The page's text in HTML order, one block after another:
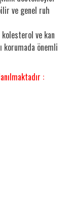
ve genel ruh
ve kan
korumada önemli
: